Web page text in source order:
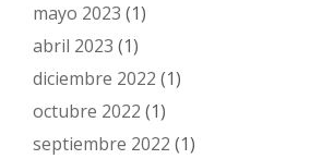
mayo 2023 (1)
abril 2023 (1)
diciembre 2022 (1)
octubre 2022 (1)
septiembre 2022 (1)